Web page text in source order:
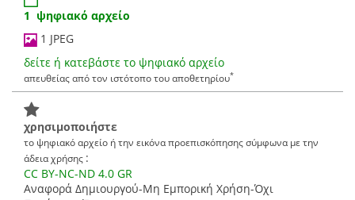
1 ψηφιακό αρχείο
1 JPEG
δείτε ή κατεβάστε το ψηφιακό αρχείο
απευθείας από τον ιστότοπο του αποθετηρίου*
χρησιμοποιήστε
το ψηφιακό αρχείο ή την εικόνα προεπισκόπησης σύμφωνα με την
άδεια χρήσης :
CC BY-NC-ND 4.0 GR
Αναφορά Δημιουργού-Μη Εμπορική Χρήση-Όχι